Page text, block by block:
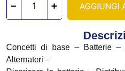
AGGIUNGI
Concetti di base – Batterie –
Alternatori –